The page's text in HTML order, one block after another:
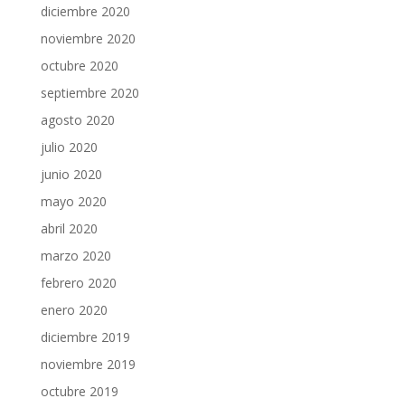
diciembre 2020
noviembre 2020
octubre 2020
septiembre 2020
agosto 2020
julio 2020
junio 2020
mayo 2020
abril 2020
marzo 2020
febrero 2020
enero 2020
diciembre 2019
noviembre 2019
octubre 2019